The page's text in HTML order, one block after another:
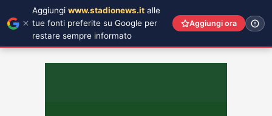
Aggiungi www.stadionews.it alle
tue fonti preferite su Google per
restare sempre informato
Aggiungi ora